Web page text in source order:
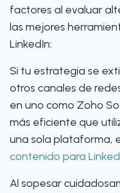
factores al evaluar
las mejores
LinkedIn:
Si tu estrategia se
otros canales de
en uno como Zoho
más eficiente que
una sola plataforma,
contenido para
Al sopesar